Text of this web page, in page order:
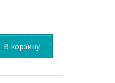
В корзину